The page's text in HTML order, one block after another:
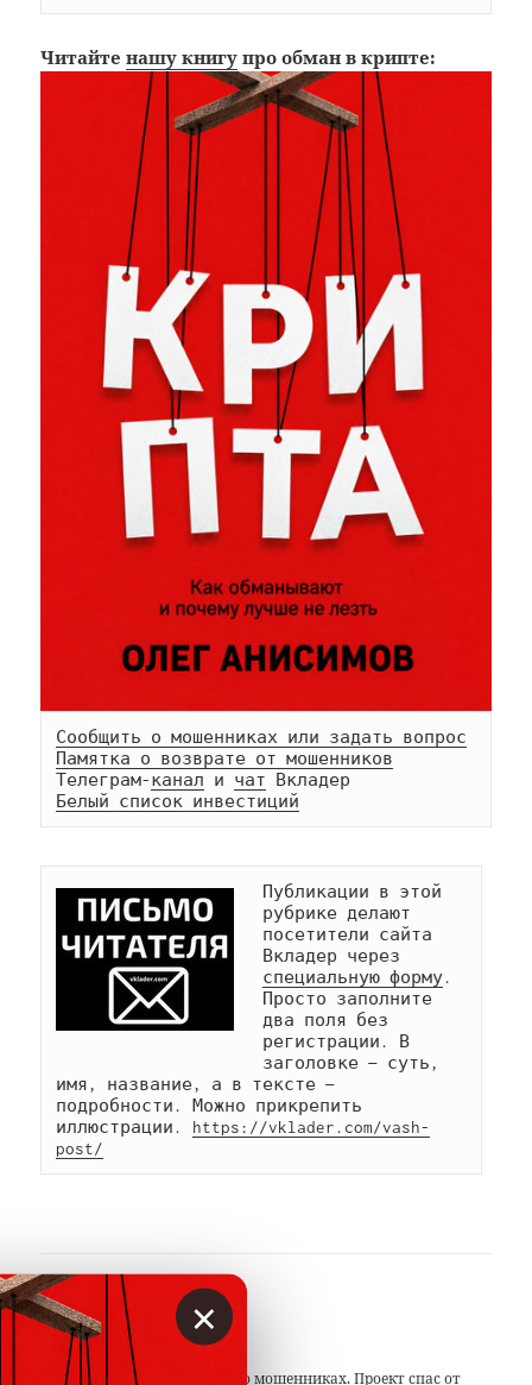
Читайтенашу книгу про обман в крипте:
Сообщить о мошенниках или задать вопрос
Памятка о возврате от мошенников
Телеграм-канал и чат
Белый список инвестиций
Публикации в этой
рубрике делают
посетители сайта
специальную форму.
Просто заполните
два поля без
регистрации. В
заголовке — суть,
имя, название, а в тексте —
подробности. Можно прикрепить
иллюстрации. https://vklader.com/vash-
post/
АВТОР
Вкладер
С 2014 года предупреждаем о мошенниках. Проект спас от
×